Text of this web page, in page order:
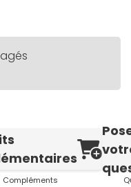
Compléments